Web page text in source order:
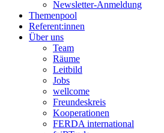
Newsletter-Anmeldung
Themenpool
Referent:innen
Über uns
Team
Räume
Leitbild
Jobs
wellcome
Freundeskreis
Kooperationen
FERDA international